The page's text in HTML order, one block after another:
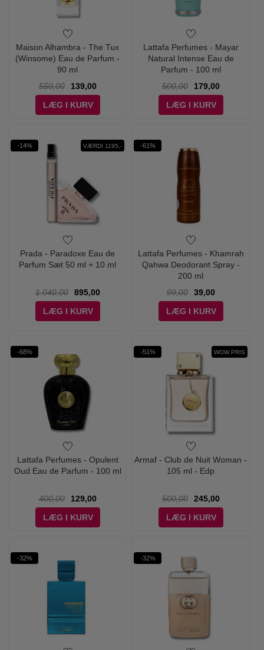
Maison Alhambra - The Tux
(Winsome) Eau de Parfum -
90 ml
550,00
139,00
LÆG I KURV
Lattafa Perfumes - Mayar
Natural Intense Eau de
Parfum - 100 ml
500,00
179,00
LÆG I KURV
-14% VÆRDI 1195,-
Prada - Paradoxe Eau de
Parfum Sæt 50 ml + 10 ml
1.040,00
895,00
LÆG I KURV
-61%
Lattafa Perfumes - Khamrah
Qahwa Deodorant Spray -
200 ml
99,00
39,00
LÆG I KURV
-68%
Lattafa Perfumes - Opulent
Oud Eau de Parfum - 100 ml
400,00
129,00
LÆG I KURV
-51% WOW PRIS
Armaf - Club de Nuit Woman -
105 ml - Edp
500,00
245,00
LÆG I KURV
-32% -32%